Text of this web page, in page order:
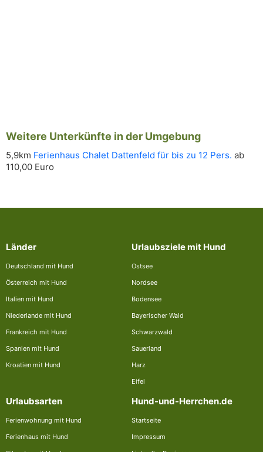
Weitere Unterkünfte in der Umgebung
5,9km Ferienhaus Chalet Dattenfeld für bis zu 12 Pers. ab
110,00 Euro
Länder
Deutschland mit Hund
Österreich mit Hund
Italien mit Hund
Niederlande mit Hund
Frankreich mit Hund
Spanien mit Hund
Kroatien mit Hund
Urlaubsziele mit Hund
Ostsee
Nordsee
Bodensee
Bayerischer Wald
Schwarzwald
Sauerland
Harz
Eifel
Urlaubsarten
Ferienwohnung mit Hund
Ferienhaus mit Hund
Hund-und-Herrchen.de
Startseite
Impressum